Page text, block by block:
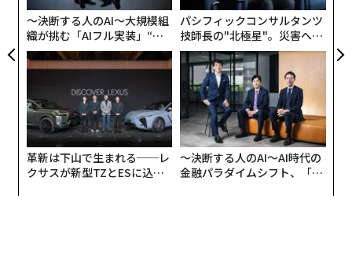
昔から特に大鳥居はお気に入りで、幼稚園時代にはダン
ボール工作で再現したという。岡﨑の作品にシンメトリ
ーが多いのは、こうした幼少期の経験にも由来する。
「大鳥居は秩序だっていて、意志を感じるんです。強い
意志を持つものはシンメトリーになっている、という考
えから作品にも取り入れています。シンメトリーにする
ことで、宇宙にもつながるような、人を惹きつける印象
になります」
〜決断する人のAI〜大規模組
織が挑む「AIフル実装」“使
う”企業から“動く”企業へ【N
TTドコモビジネス×PwC】
パシフィックコンサルタンツ
技師長の"北極星"。災害への
無力感を乗り越え見つけた、
防災一筋20年の答え
革新は下山で生まれる──レ
クサスが新型TZとESに込め
〜決断する人のAI〜AI時代の
金融パラダイムシフト、「超